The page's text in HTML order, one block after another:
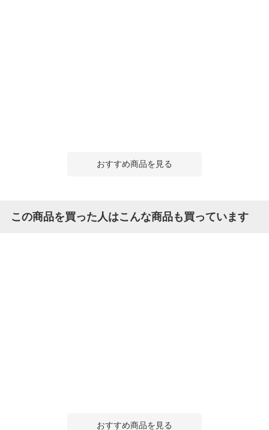
おすすめ商品を見る
この商品を買った人はこんな商品も買っています
おすすめ商品を見る